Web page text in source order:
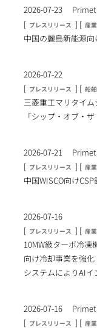
2026-07-23
[ プレスリリース ] [ 産
中国の麗島新能源
2026-07-22
[ プレスリリース ] [ 船
三菱重工マリタイ
「シップ・オブ・
2026-07-21
[ プレスリリース ] [ 産
中国WISCO向け
2026-07-16
[ プレスリリース ] [ 産
10MW級ターボ冷凍
向け冷却事業を強
システムによりAI
2026-07-16
[ プレスリリース ] [ 産